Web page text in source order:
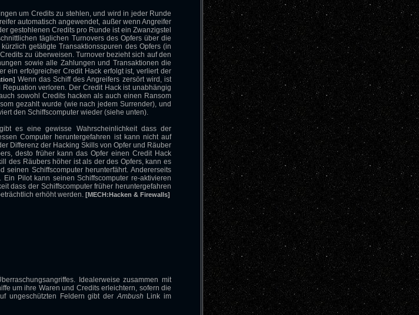
um Credits zu stehlen, und wird in jeder Runde
automatisch angewendet, außer wenn Angreifer
gestohlenen Credits pro Runde ist ein Zwanzigstel
täglichen Turnovers des Opfers über die
getätigte Transaktionsspuren des Opfers (in
zu überweisen. Turnover bezieht sich auf den
sowie alle Zahlungen und Transaktionen die
ein erfolgreicher Credit Hack erfolgt ist, verliert der
Wenn das Schiff des Angreifers zersört wird, ist
verloren. Der Credit Hack ist unabhängig
sowohl Credits hacken als auch einen Ransom
gezahlt wurde (wie nach jedem Surrender), und
den Schiffscomputer wieder (siehe unten).
es eine gewisse Wahrscheinlichkeit dass der
Computer heruntergefahren ist kann nicht auf
Differenz der Hacking Skills von Opfer und Räuber
desto früher kann das Opfer einen Credit Hack
des Räubers höher ist als der des Opfers, kann es
Schiffscomputer herunterfährt. Andererseits
Pilot kann seinen Schiffscomputer re-aktivieren
dass der Schiffscomputer früher heruntergefahren
erhöht werden. [MECH:Hacken & Firewalls]
Idealerweise zusammen mit
um ihre Waren und Credits erleichtern, sofern die
ungeschützten Feldern gibt derAmbush Link im